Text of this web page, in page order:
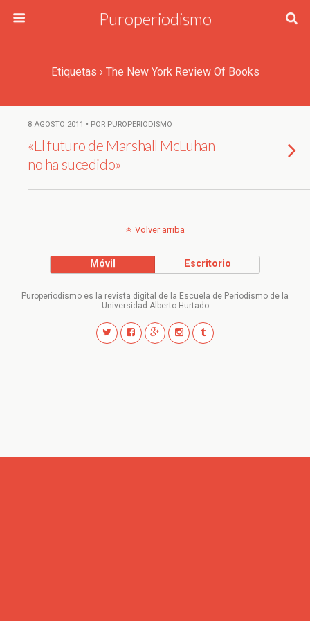
Puroperiodismo
Etiquetas › The New York Review Of Books
8 AGOSTO 2011 • POR PUROPERIODISMO
«El futuro de Marshall McLuhan
no ha sucedido»
Volver arriba
Móvil Escritorio
Puroperiodismo es la revista digital de la Escuela de Periodismo de la
Universidad Alberto Hurtado